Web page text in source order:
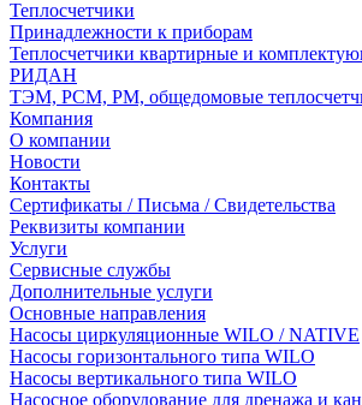
Теплосчетчики
Принадлежности к приборам
Теплосчетчики квартирные и
РИДАН
ТЭМ, РСМ, РМ, общедомовые
Компания
О компании
Новости
Контакты
Сертификаты / Письма / Свидетельства
Реквизиты компании
Услуги
Сервисные службы
Дополнительные услуги
Основные направления
Насосы циркуляционные WILO / NATIVE
Насосы горизонтального типа WILO
Насосы вертикального типа WILO
Насосное оборудование для дренажа и